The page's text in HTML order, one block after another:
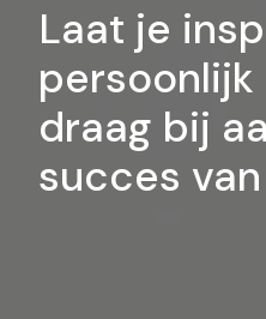
Laat je
draag bij
succes